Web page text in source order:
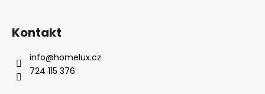
Kontakt
info@homelux.cz
724 115 376